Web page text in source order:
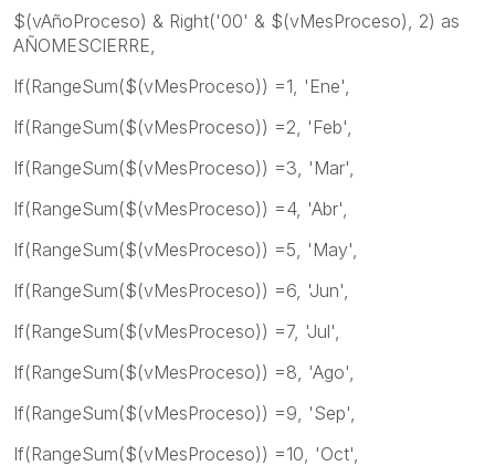
$(vAñoProceso) & Right('00' & $(vMesProceso), 2) as
AÑOMESCIERRE,
If(RangeSum($(vMesProceso)) =1, 'Ene',
If(RangeSum($(vMesProceso)) =2, 'Feb',
If(RangeSum($(vMesProceso)) =3, 'Mar',
If(RangeSum($(vMesProceso)) =4, 'Abr',
If(RangeSum($(vMesProceso)) =5, 'May',
If(RangeSum($(vMesProceso)) =6, 'Jun',
If(RangeSum($(vMesProceso)) =7, 'Jul',
If(RangeSum($(vMesProceso)) =8, 'Ago',
If(RangeSum($(vMesProceso)) =9, 'Sep',
If(RangeSum($(vMesProceso)) =10, 'Oct',